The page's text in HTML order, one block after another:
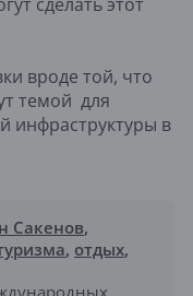
вроде той, что
темой для
инфраструктуры в
Сакенов,
, отдых,